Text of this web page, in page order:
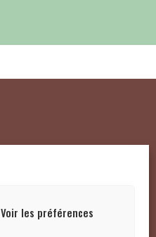
Voir les préférences